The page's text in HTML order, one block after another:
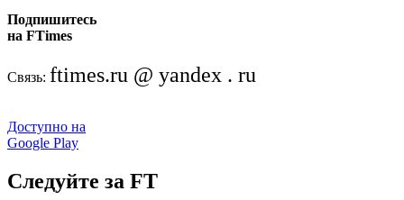
Подпишитесь
на FTimes
Связь: ftimes.ru @ yandex . ru
Доступно на
Google Play
Следуйте за FT